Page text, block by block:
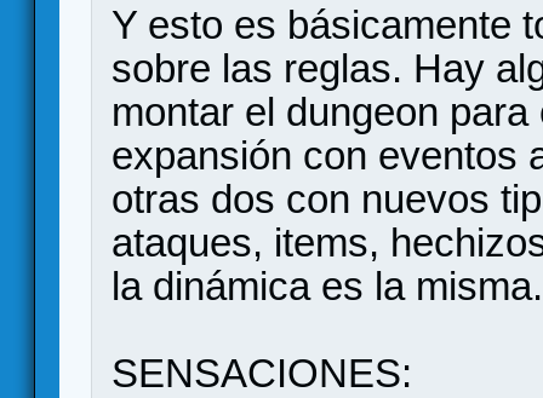
Y esto es básicamente
sobre las reglas. Hay
montar el dungeon
expansión con eventos
otras dos con nuevos
ataques, items,
la dinámica es la misma.
SENSACIONES: